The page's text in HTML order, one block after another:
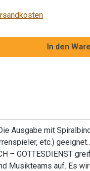
den In den
Ausgabe mit
etc.)
– GOTTESDIENST
Musikteams auf. Es